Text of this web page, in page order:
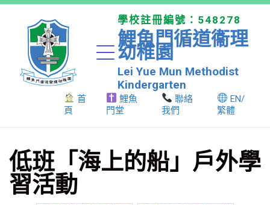
學校註冊編號：548278
鯉魚門循道衞理
幼稚園
Lei Yue Mun Methodist
Kindergarten
首
頁
鯉魚
門堂
聯絡
我們
EN/
繁體
低班「海上的船」戶外學
習活動